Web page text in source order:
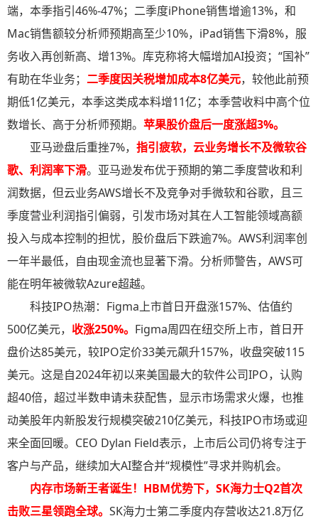
端，本季指引46%-47%；二季度iPhone销售增逾13%，和
Mac销售额较分析师预期高至少10%，iPad销售下滑8%，服
务收入再创新高、增13%。库克称将大幅增加AI投资；“国补”
有助在华业务； 二季度因关税增加成本8亿美元，较他此前预
期低1亿美元，本季这类成本料增11亿；本季营收料中高个位
数增长、高于分析师预期。 苹果股价盘后一度涨超3%。
亚马逊盘后重挫7%， 指引疲软，云业务增长不及微软谷
歌、利润率下滑。亚马逊发布优于预期的第二季度营收和利
润数据，但云业务AWS增长不及竞争对手微软和谷歌，且三
季度营业利润指引偏弱，引发市场对其在人工智能领域高额
投入与成本控制的担忧，股价盘后下跌逾7%。AWS利润率创
一年半最低，自由现金流也显著下滑。分析师警告，AWS可
能在明年被微软Azure超越。
科技IPO热潮：Figma上市首日开盘涨157%、估值约
500亿美元， 收涨250%。 Figma周四在纽交所上市，首日开
盘价达85美元，较IPO定价33美元飙升157%，收盘突破115
美元。这是自2024年初以来美国最大的软件公司IPO，认购
超40倍，超过半数申请未获配售，显示市场需求火爆，也推
动美股年内新股发行规模突破210亿美元，科技IPO市场或迎
来全面回暖。CEO Dylan Field表示，上市后公司仍将专注于
客户与产品，继续加大AI整合并“规模性”寻求并购机会。
内存市场新王者诞生！HBM优势下，SK海力士Q2首次
击败三星领跑全球。 SK海力士第二季度内存营收达21.8万亿